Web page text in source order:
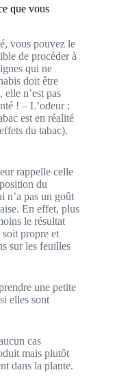
que vous
vous pouvez le
de procéder à
qui ne
doit être
n’est pas
! – L’odeur :
est en réalité
du tabac).
rappelle celle
du
n’a pas un goût
En effet, plus
le résultat
propre et
sur les feuilles
une petite
elles sont
cas
mais plutôt
dans la plante.